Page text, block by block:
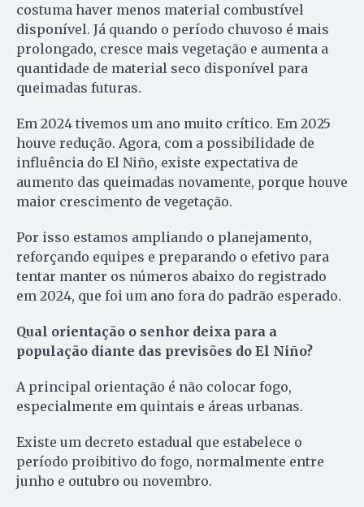
costuma haver menos material combustível
disponível. Já quando o período chuvoso é mais
prolongado, cresce mais vegetação e aumenta a
quantidade de material seco disponível para
queimadas futuras.
Em 2024 tivemos um ano muito crítico. Em 2025
houve redução. Agora, com a possibilidade de
influência do El Niño, existe expectativa de
aumento das queimadas novamente, porque houve
maior crescimento de vegetação.
Por isso estamos ampliando o planejamento,
reforçando equipes e preparando o efetivo para
tentar manter os números abaixo do registrado
em 2024, que foi um ano fora do padrão esperado.
Qual orientação o senhor deixa para a
população diante das previsões do El Niño?
A principal orientação é não colocar fogo,
especialmente em quintais e áreas urbanas.
Existe um decreto estadual que estabelece o
período proibitivo do fogo, normalmente entre
junho e outubro ou novembro.